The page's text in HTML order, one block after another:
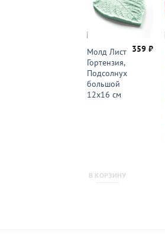
Молд Лист
Гортензия,
Подсолнух
большой
12х16 см
359₽
В КОРЗИНУ